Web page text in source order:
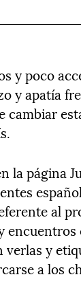
y poco
y apatía
cambiar
la página
al
encuentros
verlas y
a los